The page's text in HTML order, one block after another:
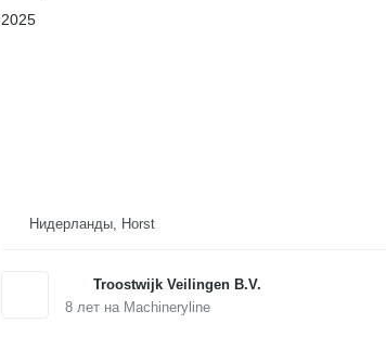
2025
Нидерланды, Horst
Troostwijk Veilingen B.V.
8лет на Machineryline